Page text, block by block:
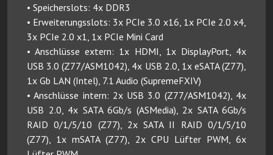
• Speicherslots: 4x DDR3
• Erweiterungsslots: 3x PCIe 3.0 x16, 1x PCIe 2.0 x4,
3x PCIe 2.0 x1, 1x PCIe Mini Card
• Anschlüsse extern: 1x HDMI, 1x DisplayPort, 4x
USB 3.0 (Z77/ASM1042), 4x USB 2.0, 1x eSATA (Z77),
1x Gb LAN (Intel), 7.1 Audio (SupremeFXIV)
• Anschlüsse intern: 2x USB 3.0 (Z77/ASM1042), 4x
USB 2.0, 4x SATA 6Gb/s (ASMedia), 2x SATA 6Gb/s
RAID 0/1/5/10 (Z77), 2x SATA II RAID 0/1/5/10
(Z77), 1x mSATA (Z77), 2x CPU Lüfter PWM, 6x